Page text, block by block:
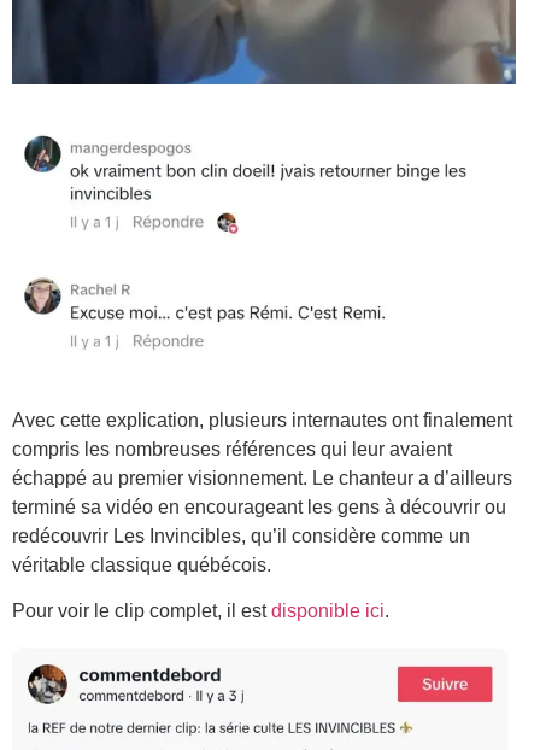
Avec cette explication, plusieurs internautes ont finalement
compris les nombreuses références qui leur avaient
échappé au premier visionnement. Le chanteur a d’ailleurs
terminé sa vidéo en encourageant les gens à découvrir ou
redécouvrir Les Invincibles, qu’il considère comme un
véritable classique québécois.
Pour voir le clip complet, il estdisponible ici.